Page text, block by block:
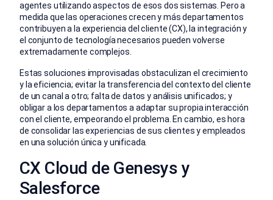
agentes utilizando aspectos de esos dos sistemas. Pero a
medida que las operaciones crecen y más departamentos
contribuyen a la experiencia del cliente (CX), la integración y
el conjunto de tecnología necesarios pueden volverse
extremadamente complejos.
Estas soluciones improvisadas obstaculizan el crecimiento
y la eficiencia; evitar la transferencia del contexto del cliente
de un canal a otro; falta de datos y análisis unificados; y
obligar a los departamentos a adaptar su propia interacción
con el cliente, empeorando el problema. En cambio, es hora
de consolidar las experiencias de sus clientes y empleados
en una solución única y unificada.
CX Cloud de Genesys y
Salesforce